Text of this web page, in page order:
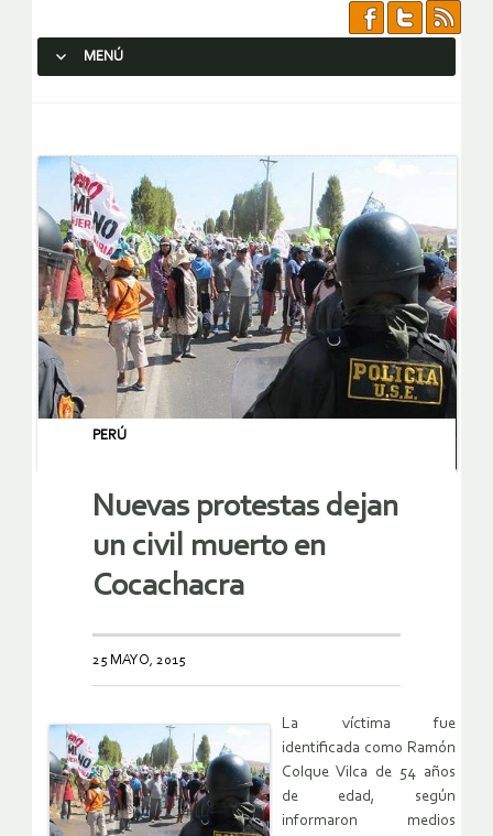
MENÚ
PERÚ
Nuevas protestas dejan
un civil muerto en
Cocachacra
25 MAYO, 2015
La víctima fue
identificada como Ramón
Colque Vilca de 54 años
de edad, según
informaron medios